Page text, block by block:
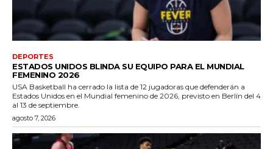
DEPORTES
ESTADOS UNIDOS BLINDA SU EQUIPO PARA EL MUNDIAL
FEMENINO 2026
USA Basketball ha cerrado la lista de 12 jugadoras que defenderán a
Estados Unidos en el Mundial femenino de 2026, previsto en Berlín del 4
al 13 de septiembre.
agosto 7, 2026